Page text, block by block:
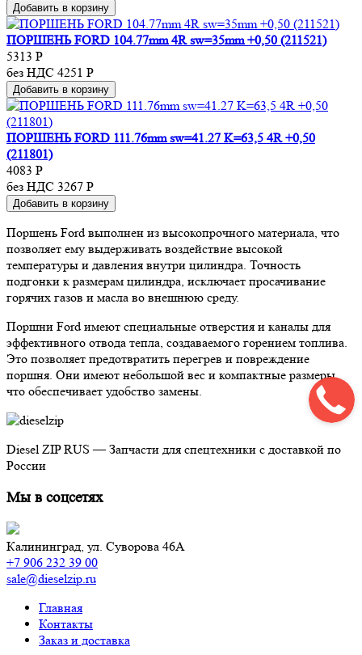
Добавить в корзину
ПОРШЕНЬ FORD 104.77mm 4R sw=35mm +0,50 (211521)
5313 Р
без НДС 4251 Р
Добавить в корзину
ПОРШЕНЬ FORD 111.76mm sw=41.27 K=63,5 4R +0,50
(211801)
4083 Р
без НДС 3267 Р
Добавить в корзину
Поршень Ford выполнен из высокопрочного материала, что
позволяет ему выдерживать воздействие высокой
температуры и давления внутри цилиндра. Точность
подгонки к размерам цилиндра, исключает просачивание
горячих газов и масла во внешнюю среду.
Поршни Ford имеют специальные отверстия и каналы для
эффективного отвода тепла, создаваемого горением топлива.
Это позволяет предотвратить перегрев и повреждение
поршня. Они имеют небольшой вес и компактные размеры,
что обеспечивает удобство замены.
Diesel ZIP RUS — Запчасти для спецтехники с доставкой по
России
Мы в соцсетях
Калининград, ул. Суворова 46А
+7 906 232 39 00
sale@dieselzip.ru
Главная
Контакты
Заказ и доставка